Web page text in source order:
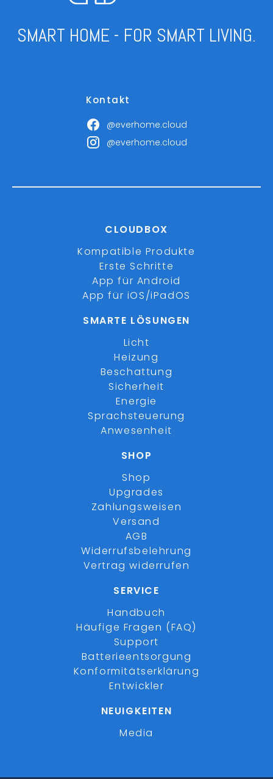
SMART HOME - FOR SMART LIVING.
Kontakt
@everhome.cloud
@everhome.cloud
CLOUDBOX
Kompatible Produkte
Erste Schritte
App für Android
App für iOS/iPadOS
SMARTE LÖSUNGEN
Licht
Heizung
Beschattung
Sicherheit
Energie
Sprachsteuerung
Anwesenheit
SHOP
Shop
Upgrades
Zahlungsweisen
Versand
AGB
Widerrufsbelehrung
Vertrag widerrufen
SERVICE
Handbuch
Häufige Fragen (FAQ)
Support
Batterieentsorgung
Konformitätserklärung
Entwickler
NEUIGKEITEN
Media